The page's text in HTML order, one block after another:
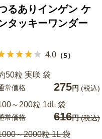
るありインゲン ケ
タッキーワンダー
4.0 （5）
50粒 実咲 袋
常価格 275円 (税込)
～200粒 1dL 袋
常価格 616円(税込)
～2000粒 1L 袋